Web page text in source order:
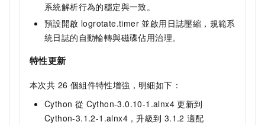
系統解析行為的穩定與一致。
預設開啟 logrotate.timer 並啟用日誌壓縮，規範系
統日誌的自動輪轉與磁碟佔用治理。
特性更新
本次共 26 個組件特性增強，明細如下：
Cython 從 Cython-3.0.10-1.alnx4 更新到
Cython-3.1.2-1.alnx4，升級到 3.1.2 適配